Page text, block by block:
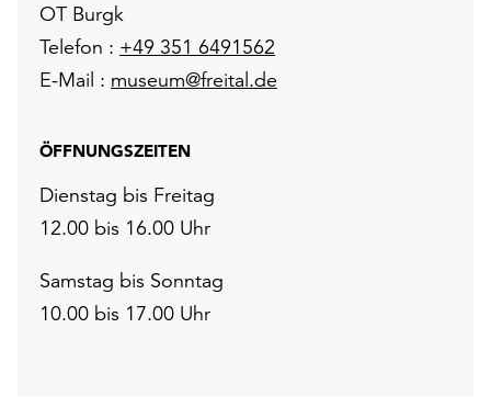
OT Burgk
Telefon : +49 351 6491562
E-Mail : museum@freital.de
ÖFFNUNGSZEITEN
Dienstag bis Freitag
12.00 bis 16.00 Uhr
Samstag bis Sonntag
10.00 bis 17.00 Uhr